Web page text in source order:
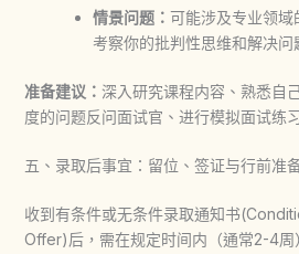
情景问题： 可能涉及专业领域
考察你的批判性思维和解决问
准备建议： 深入研究课程内容、熟悉自
度的问题反问面试官、进行模拟面试练
五、录取后事宜：留位、签证与行前准
收到有条件或无条件录取通知书
Offer)后，需在规定时间内（通常2-4周